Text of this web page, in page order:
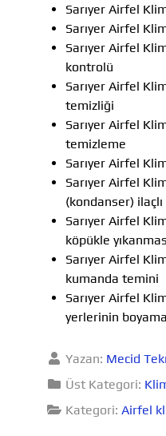
Sarıyer Airfel
Sarıyer Airfel
Sarıyer Airfel
kontrolü
Sarıyer Airfel
temizliği
Sarıyer Airfel
temizleme
Sarıyer Airfel
Sarıyer Airfel
(kondanser) ilaçlı
Sarıyer Airfel
köpükle
Sarıyer Airfel
kumanda temini
Sarıyer Airfel
yerlerinin
Yazan: Mecid
Üst Kategori:
Kategori: Airfel